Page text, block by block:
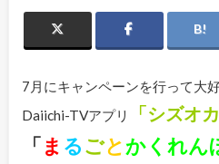
7月にキャンペーンを行って大好
Daiichi-TVアプリ
「シズオ
「ま るごとかくれん